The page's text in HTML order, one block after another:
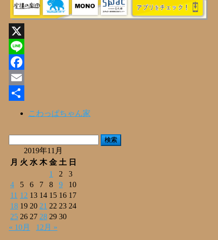
X
Line
Facebook
Email
こわっぱちゃん家
2019年11月
月 火 水 木 金 土 日
1
2
3
4
5 6 7 8 9
10
11 12 13 14 15 16 17
18 19 20 21 22 23 24
25 26 27 28 29 30
« 10月
12月 »